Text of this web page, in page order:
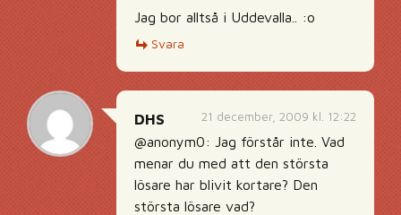
Jag bor alltså i Uddevalla.. :o
Svara
21 december, 2009 kl. 12:22
DHS
@anonym0: Jag förstår inte. Vad
menar du med att den största
lösare har blivit kortare? Den
största lösare vad?